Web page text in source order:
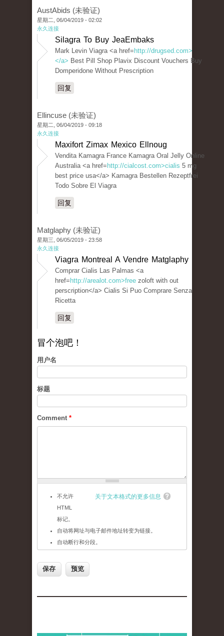
AustAbids (未验证)
星期二, 06/04/2019 - 02:02
永久连接
Silagra To Buy JeaEmbaks
Mark Levin Viagra <a href= http://drugsed.com>
</a> Best Pill Shop Plavix Discount Vouchers Buy
Domperidone Without Prescription
回复
Ellincuse (未验证)
星期二, 06/04/2019 - 09:18
永久连接
Maxifort Zimax Mexico Ellnoug
Vendita Kamagra France Kamagra Oral Jelly Online
Australia <a href= http://cialcost.com>cialis 5 mg
best price usa</a> Kamagra Bestellen Rezeptfrei
Todo Sobre El Viagra
回复
Matglaphy (未验证)
星期三, 06/05/2019 - 23:58
永久连接
Viagra Montreal A Vendre Matglaphy
Comprar Cialis Las Palmas <a
href= http://arealot.com>free zoloft with out
perscription</a> Cialis Si Puo Comprare Senza
Ricetta
回复
冒个泡吧！
用户名
标题
Comment *
关于文本格式的更多信息
不允许
HTML
标记。
自动将网址与电子邮件地址转变为链接。
自动断行和分段。